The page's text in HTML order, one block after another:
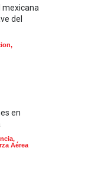
mexicana
del
,
en
Aérea